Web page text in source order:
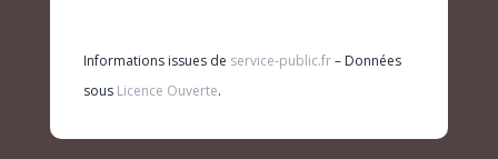
Informations issues de service-public.fr– Données
sous Licence Ouverte.